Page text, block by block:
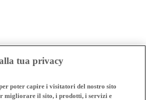
tua privacy
poter capire i visitatori del nostro sito
migliorare il sito, i prodotti, i servizi e